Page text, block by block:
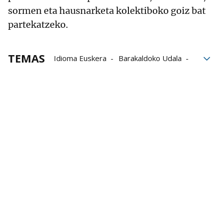
sormen eta hausnarketa kolektiboko goiz bat
partekatzeko.
TEMAS Idioma Euskera
Barakaldoko Udala